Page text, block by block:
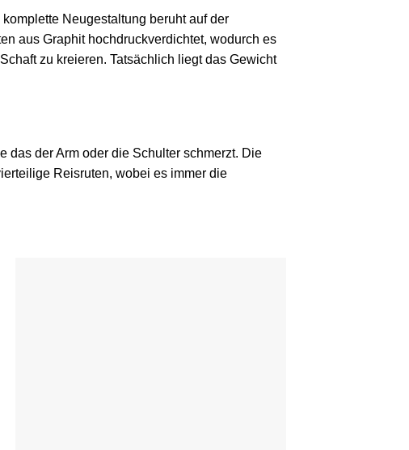
Neugestaltung beruht auf der
aus Graphit hochdruckverdichtet, wodurch es
zu kreieren. Tatsächlich liegt das Gewicht
das der Arm oder die Schulter schmerzt. Die
Reisruten, wobei es immer die